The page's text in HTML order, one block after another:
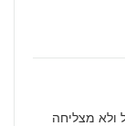
ולא מצליחה